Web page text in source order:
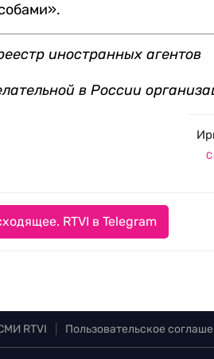
иностранных агентов
в России
RTVI в Telegram
RTVI Пользовательское